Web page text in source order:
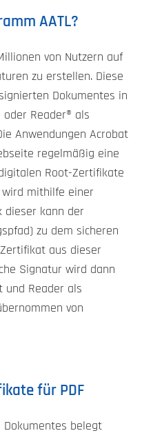
AATL?
von Nutzern auf
zu erstellen. Diese
Dokumentes in
Reader® als
Anwendungen Acrobat
regelmäßig eine
Root-Zertifikate
mithilfe einer
dieser kann der
zu dem sicheren
aus dieser
Signatur wird dann
und Reader als
von
für PDF
Dokumentes belegt